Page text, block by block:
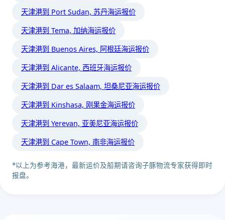
天津港到 Port Sudan, 苏丹海运报价
天津港到 Tema, 加纳海运报价
天津港到 Buenos Aires, 阿根廷海运报价
天津港到 Alicante, 西班牙海运报价
天津港到 Dar es Salaam, 坦桑尼亚海运报价
天津港到 Kinshasa, 刚果金海运报价
天津港到 Yerevan, 亚美尼亚海运报价
天津港到 Cape Town, 南非海运报价
*以上为参考海港，最新运价及船期请咨询子豚物流专家获得即时
报盘。